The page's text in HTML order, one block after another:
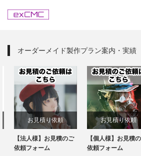
オーダーメイド製作プラン案内・実績
お見積り依頼
【法人様】お見積のご
依頼フォーム
お見積り依頼
【個人様】お見積のご
依頼フォーム